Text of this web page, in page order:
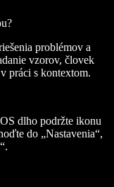
problémov a
vzorov, človek
práci s kontextom.
dlho podržte ikonu
do „Nastavenia“,